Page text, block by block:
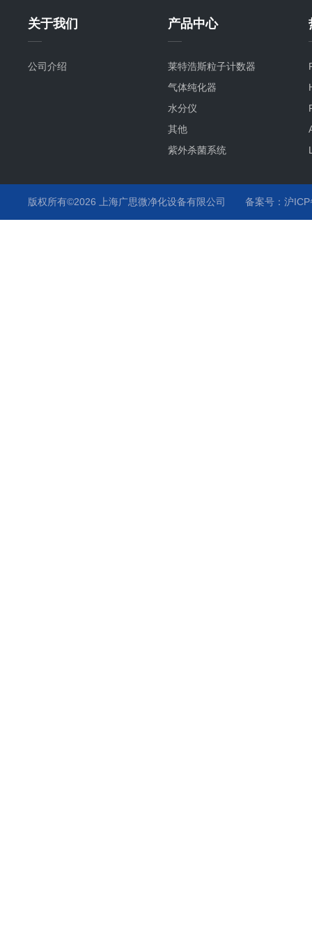
关于我们
公司介绍
产品中心
莱特浩斯粒子计数器
气体纯化器
水分仪
其他
紫外杀菌系统
版权所有©2026 上海广思微净化设备有限公司 备案号：沪